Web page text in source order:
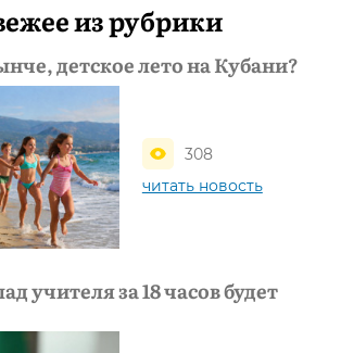
из рубрики
детское лето на Кубани?
308
читать новость
учителя за 18 часов будет